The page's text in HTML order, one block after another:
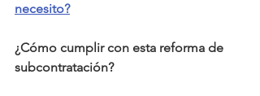
necesito?
¿Cómo cumplir con esta reforma de
subcontratación?